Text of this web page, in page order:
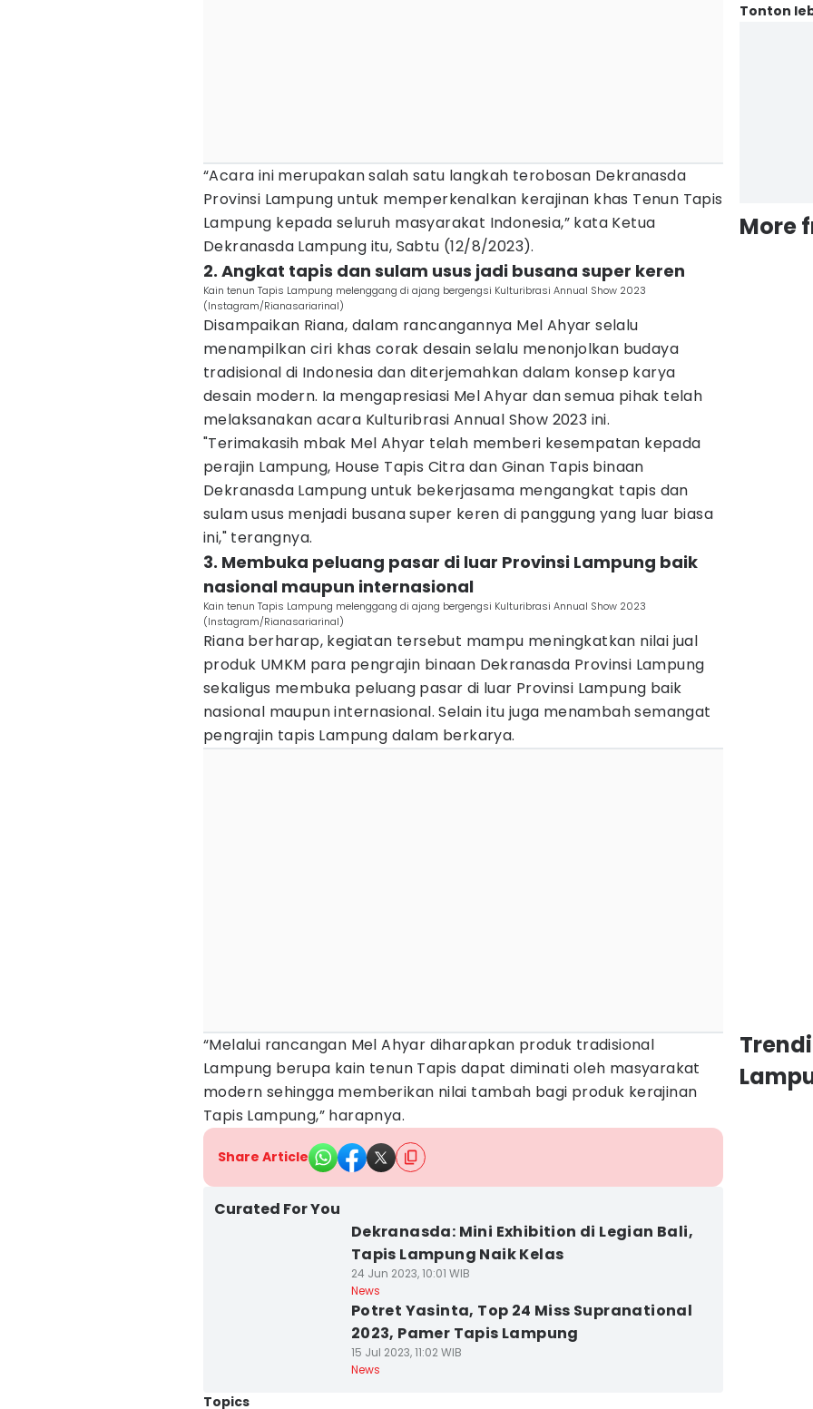
“Acara ini merupakan salah satu langkah terobosan Dekranasda
Provinsi Lampung untuk memperkenalkan kerajinan khas Tenun Tapis
Lampung kepada seluruh masyarakat Indonesia,” kata Ketua
Dekranasda Lampung itu, Sabtu (12/8/2023).
2. Angkat tapis dan sulam usus jadi busana super keren
Kain tenun Tapis Lampung melenggang di ajang bergengsi Kulturibrasi Annual Show 2023
(Instagram/Rianasariarinal)
Disampaikan Riana, dalam rancangannya Mel Ahyar selalu
menampilkan ciri khas corak desain selalu menonjolkan budaya
tradisional di Indonesia dan diterjemahkan dalam konsep karya
desain modern. Ia mengapresiasi Mel Ahyar dan semua pihak telah
melaksanakan acara Kulturibrasi Annual Show 2023 ini.
"Terimakasih mbak Mel Ahyar telah memberi kesempatan kepada
perajin Lampung, House Tapis Citra dan Ginan Tapis binaan
Dekranasda Lampung untuk bekerjasama mengangkat tapis dan
sulam usus menjadi busana super keren di panggung yang luar biasa
ini," terangnya.
3. Membuka peluang pasar di luar Provinsi Lampung baik
nasional maupun internasional
Kain tenun Tapis Lampung melenggang di ajang bergengsi Kulturibrasi Annual Show 2023
(Instagram/Rianasariarinal)
Riana berharap, kegiatan tersebut mampu meningkatkan nilai jual
produk UMKM para pengrajin binaan Dekranasda Provinsi Lampung
sekaligus membuka peluang pasar di luar Provinsi Lampung baik
nasional maupun internasional. Selain itu juga menambah semangat
pengrajin tapis Lampung dalam berkarya.
“Melalui rancangan Mel Ahyar diharapkan produk tradisional
Lampung berupa kain tenun Tapis dapat diminati oleh masyarakat
modern sehingga memberikan nilai tambah bagi produk kerajinan
Tapis Lampung,” harapnya.
Share Article
Curated For You
Dekranasda: Mini Exhibition di Legian Bali,
Tapis Lampung Naik Kelas
24 Jun 2023, 10:01 WIB
News
Potret Yasinta, Top 24 Miss Supranational
2023, Pamer Tapis Lampung
15 Jul 2023, 11:02 WIB
News
Topics
Tonton
More